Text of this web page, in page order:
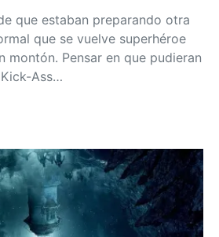
que estaban preparando otra
que se vuelve superhéroe
montón. Pensar en que pudieran
Ass…